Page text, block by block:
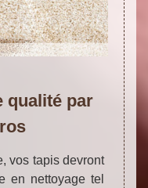
qualité par
vos tapis devront
en nettoyage tel